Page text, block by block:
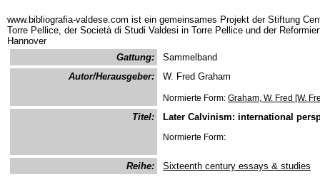
www.bibliografia-valdese.com ist ein gemeinsames Projekt der Stiftung
Torre Pellice, der Società di Studi Valdesi in Torre Pellice und der
Hannover
Gattung:
Sammelband
Autor/Herausgeber:
W. Fred Graham
Normierte Form: Graham, W. Fred [W.
Titel: Later Calvinism: international
Normierte Form:
Reihe:
Sixteenth century essays & studies